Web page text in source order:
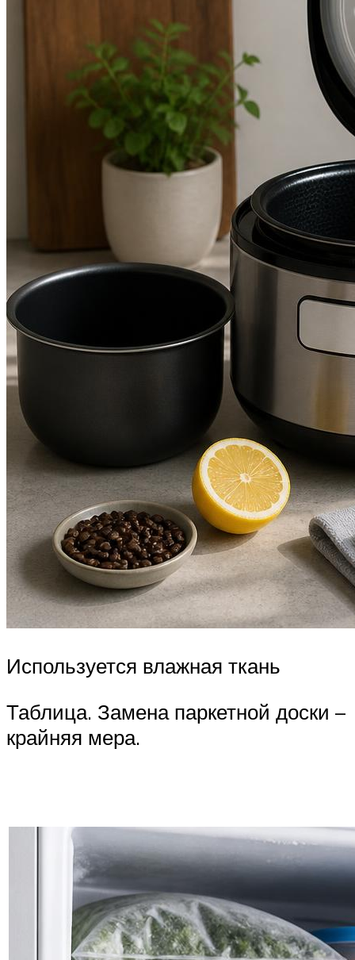
Используется влажная ткань
Таблица. Замена паркетной доски –
крайняя мера.